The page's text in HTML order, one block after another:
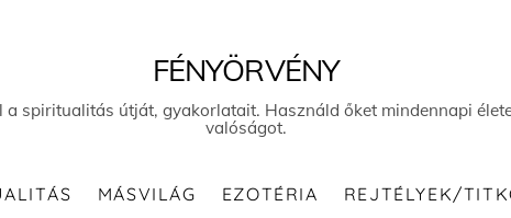
FÉNYÖRVÉNY
a spiritualitás útját, gyakorlatait. Használd őket mindennapi
valóságot.
MÁSVILÁG EZOTÉRIA REJTÉLYEK/